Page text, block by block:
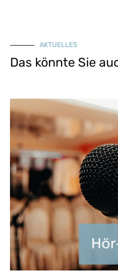
AKTUELLES
Das könnte Sie